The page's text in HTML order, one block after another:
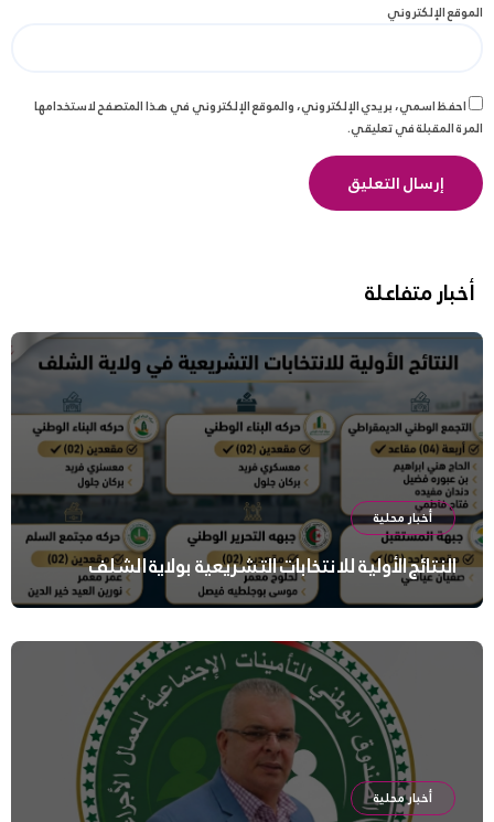
الموقع الإلكتروني
احفظ اسمي، بريدي الإلكتروني، والموقع الإلكتروني في هذا المتصفح لاستخدامها
المرة المقبلة في تعليقي.
أخبار متفاعلة
أخبار محلية
النتائج الأولية للانتخابات التشريعية بولاية الشلف
أخبار محلية